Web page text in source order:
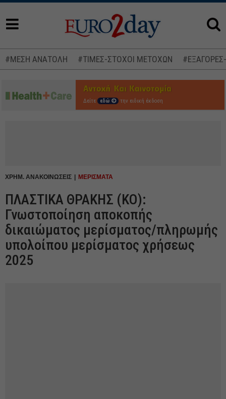
#ΜΕΣΗ ΑΝΑΤΟΛΗ #ΤΙΜΕΣ-ΣΤΟΧΟΙ ΜΕΤΟΧΩΝ
Δείτε εδώ την ειδική έκδοση
ΧΡΗΜ. ΑΝΑΚΟΙΝΩΣΕΙΣ ΜΕΡΙΣΜΑΤΑ
ΠΛΑΣΤΙΚΑ ΘΡΑΚΗΣ (ΚΟ):
Γνωστοποίηση αποκοπής
δικαιώματος μερίσματος/πληρωμής
υπολοίπου μερίσματος χρήσεως
2025